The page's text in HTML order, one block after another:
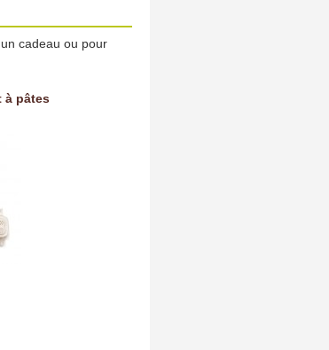
cadeau ou pour
à pâtes